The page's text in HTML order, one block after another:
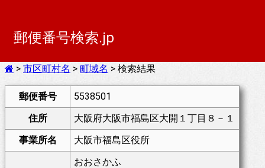
郵便番号検索.jp
> 市区町村名 > 町域名 > 検索結果
郵便番号
5538501
住所
大阪府大阪市福島区大開１丁目８－１
事業所名
大阪市福島区役所
おおさかふ